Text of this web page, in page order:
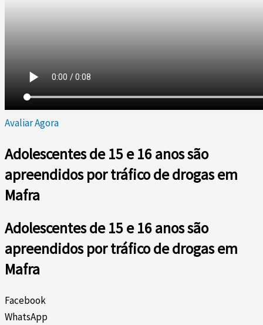
Avaliar Agora
Adolescentes de 15 e 16 anos são
apreendidos por tráfico de drogas em
Mafra
Adolescentes de 15 e 16 anos são
apreendidos por tráfico de drogas em
Mafra
Facebook
WhatsApp